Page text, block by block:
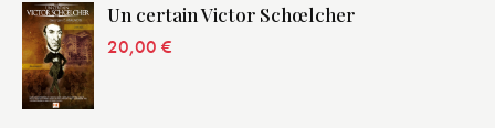
Un certain Victor Schœlcher
20,00 €